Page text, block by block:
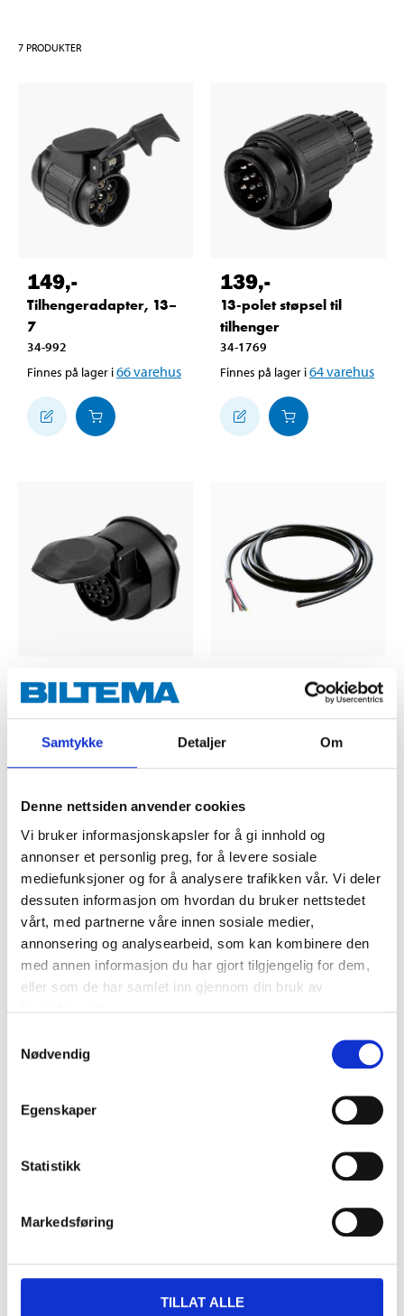
Samtykke Detaljer Om
Denne nettsiden anvender cookies
Vi bruker informasjonskapsler for å gi innhold og
annonser et personlig preg, for å levere sosiale
mediefunksjoner og for å analysere trafikken vår. Vi deler
dessuten informasjon om hvordan du bruker nettstedet
vårt, med partnerne våre innen sosiale medier,
annonsering og analysearbeid, som kan kombinere den
med annen informasjon du har gjort tilgjengelig for dem,
eller som de har samlet inn gjennom din bruk av
Nødvendig
Egenskaper
Statistikk
Markedsføring
TILLAT ALLE
7 PRODUKTER
149,-
Tilhengeradapter, 13–
7
34-992
Finnes på lager i66varehus
139,-
13-polet støpsel til
tilhenger
34-1769
Finnes på lager i64varehus
119,-
13-polet støpsel til
tilhenger
34-1767
Finnes på lager i66varehus
Kabel med syv ledere
Finnes på lager i 10varehus
7-polet støpsel til
Finnes på lager i
Tilhengerkabel, 7–7